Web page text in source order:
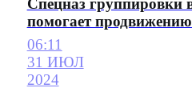
Спецназ группировки
помогает
06:11
31 ИЮЛ
2024